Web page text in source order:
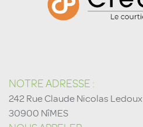
NOTRE ADRESSE :
242 Rue Claude Nicolas Ledoux
30900 NîMES